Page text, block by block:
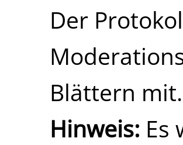
Der
Blättern mit.
Hinweis: Es